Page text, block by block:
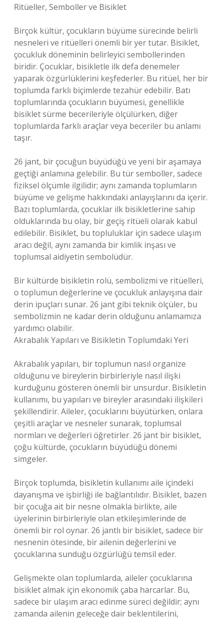
Ritüeller, Semboller ve Bisiklet
Birçok kültür, çocukların büyüme sürecinde belirli
nesneleri ve ritüelleri önemli bir yer tutar. Bisiklet,
çocukluk döneminin belirleyici sembollerinden
biridir. Çocuklar, bisikletle ilk defa denemeler
yaparak özgürlüklerini keşfederler. Bu ritüel, her bir
toplumda farklı biçimlerde tezahür edebilir. Batı
toplumlarında çocukların büyümesi, genellikle
bisiklet sürme becerileriyle ölçülürken, diğer
toplumlarda farklı araçlar veya beceriler bu anlamı
taşır.
26 jant, bir çocuğun büyüdüğü ve yeni bir aşamaya
geçtiği anlamına gelebilir. Bu tür semboller, sadece
fiziksel ölçümle ilgilidir; aynı zamanda toplumların
büyüme ve gelişme hakkındaki anlayışlarını da içerir.
Bazı toplumlarda, çocuklar ilk bisikletlerine sahip
olduklarında bu olay, bir geçiş ritüeli olarak kabul
edilebilir. Bisiklet, bu topluluklar için sadece ulaşım
aracı değil, aynı zamanda bir kimlik inşası ve
toplumsal aidiyetin sembolüdür.
Bir kültürde bisikletin rolü, sembolizmi ve ritüelleri,
o toplumun değerlerine ve çocukluk anlayışına dair
derin ipuçları sunar. 26 jant gibi teknik ölçüler, bu
sembolizmin ne kadar derin olduğunu anlamamıza
yardımcı olabilir.
Akrabalık Yapıları ve Bisikletin Toplumdaki Yeri
Akrabalık yapıları, bir toplumun nasıl organize
olduğunu ve bireylerin birbirleriyle nasıl ilişki
kurduğunu gösteren önemli bir unsurdur. Bisikletin
kullanımı, bu yapıları ve bireyler arasındaki ilişkileri
şekillendirir. Aileler, çocuklarını büyütürken, onlara
çeşitli araçlar ve nesneler sunarak, toplumsal
normları ve değerleri öğretirler. 26 jant bir bisiklet,
çoğu kültürde, çocukların büyüdüğü dönemi
simgeler.
Birçok toplumda, bisikletin kullanımı aile içindeki
dayanışma ve işbirliği ile bağlantılıdır. Bisiklet, bazen
bir çocuğa ait bir nesne olmakla birlikte, aile
üyelerinin birbirleriyle olan etkileşimlerinde de
önemli bir rol oynar. 26 jantlı bir bisiklet, sadece bir
nesnenin ötesinde, bir ailenin değerlerini ve
çocuklarına sunduğu özgürlüğü temsil eder.
Gelişmekte olan toplumlarda, aileler çocuklarına
bisiklet almak için ekonomik çaba harcarlar. Bu,
sadece bir ulaşım aracı edinme süreci değildir; aynı
zamanda ailenin geleceğe dair beklentilerini,